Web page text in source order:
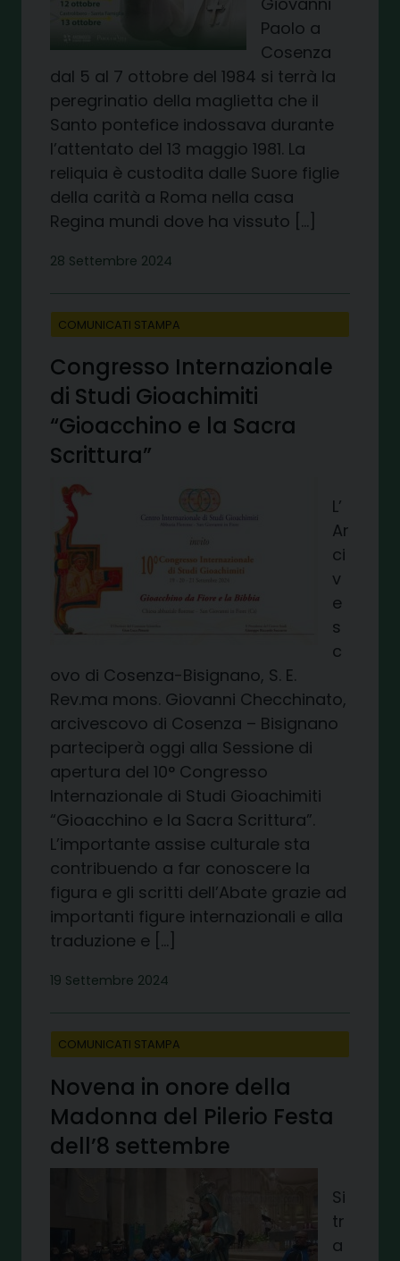
Paolo a
Cosenza
dal 5 al 7 ottobre del 1984 si terrà la
peregrinatio della maglietta che il
Santo pontefice indossava durante
l’attentato del 13 maggio 1981. La
reliquia è custodita dalle Suore figlie
della carità a Roma nella casa
Regina mundi dove ha vissuto […]
28 Settembre 2024
COMUNICATI STAMPA
Congresso Internazionale
di Studi Gioachimiti
“Gioacchino e la Sacra
Scrittura”
L’
Ar
ci
v
e
s
c
ovo di Cosenza-Bisignano, S. E.
Rev.ma mons. Giovanni Checchinato,
arcivescovo di Cosenza – Bisignano
parteciperà oggi alla Sessione di
apertura del 10° Congresso
Internazionale di Studi Gioachimiti
“Gioacchino e la Sacra Scrittura”.
L’importante assise culturale sta
contribuendo a far conoscere la
figura e gli scritti dell’Abate grazie ad
importanti figure internazionali e alla
traduzione e […]
19 Settembre 2024
COMUNICATI STAMPA
Novena in onore della
Madonna del Pilerio Festa
dell’8 settembre
Si
tr
a